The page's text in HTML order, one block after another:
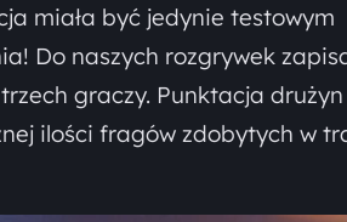
miała być jedynie testowym
Do naszych rozgrywek
graczy. Punktacja drużyn
ilości fragów zdobytych w